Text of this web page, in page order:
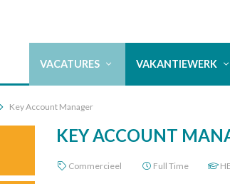
VACATURES VAKANTIEWERK
Key Account Manager
KEY ACCOUNT
Commercieel Full Time